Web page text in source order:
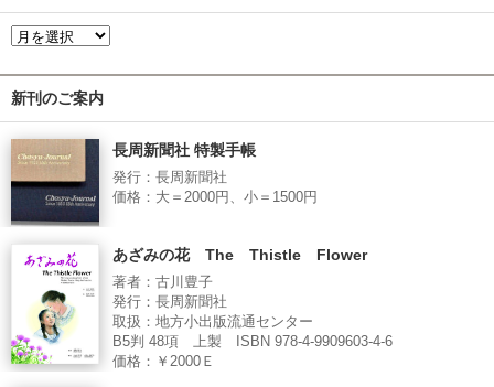
新刊のご案内
長周新聞社 特製手帳
発行：長周新聞社
価格：大＝2000円、小＝1500円
あざみの花 The Thistle Flower
著者：古川豊子
発行：長周新聞社
取扱：地方小出版流通センター
B5判 48項 上製 ISBN 978-4-9909603-4-6
価格：￥2000Ｅ